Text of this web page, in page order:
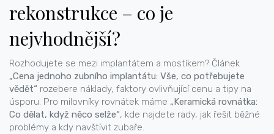
rekonstrukce – co je
nejvhodnější?
Rozhodujete se mezi implantátem a mostíkem? Článek
„Cena jednoho zubního implantátu: Vše, co potřebujete
vědět“ rozebere náklady, faktory ovlivňující cenu a tipy na
úsporu. Pro milovníky rovnátek máme „Keramická rovnátka:
Co dělat, když něco selže“, kde najdete rady, jak řešit běžné
problémy a kdy navštívit zubaře.